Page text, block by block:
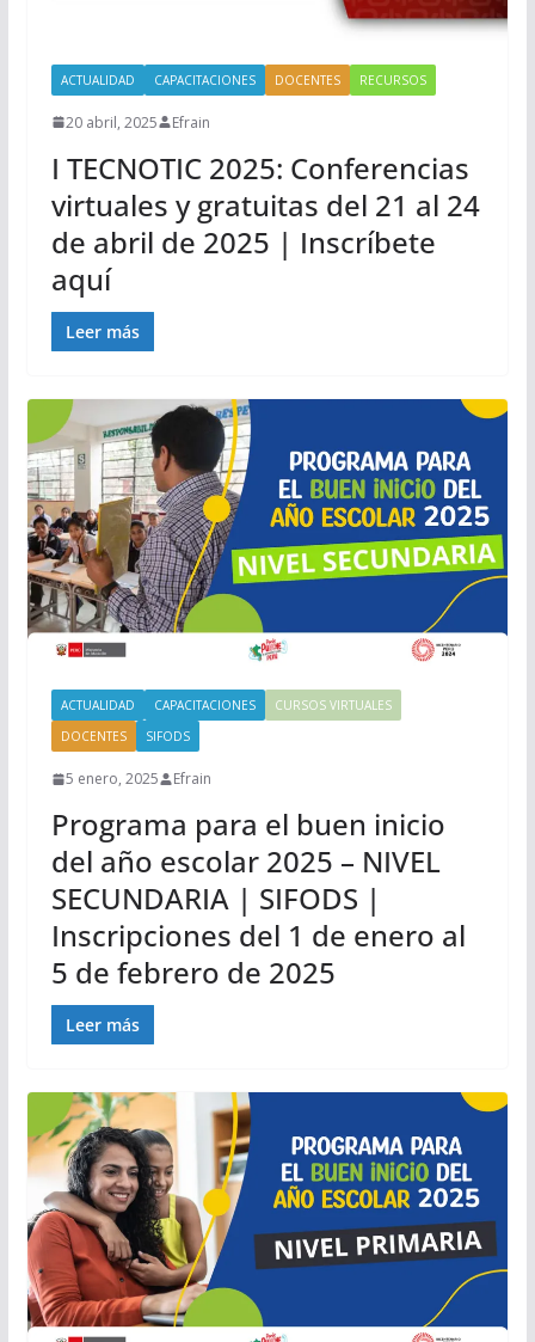
ACTUALIDAD CAPACITACIONES DOCENTES RECURSOS
20 abril, 2025 Efrain
I TECNOTIC 2025: Conferencias
virtuales y gratuitas del 21 al 24
de abril de 2025 | Inscríbete
aquí
Leer más
ACTUALIDAD CAPACITACIONES
CURSOS VIRTUALES
DOCENTES
SIFODS
5 enero, 2025 Efrain
Programa para el buen inicio
del año escolar 2025 – NIVEL
SECUNDARIA | SIFODS |
Inscripciones del 1 de enero al
5 de febrero de 2025
Leer más